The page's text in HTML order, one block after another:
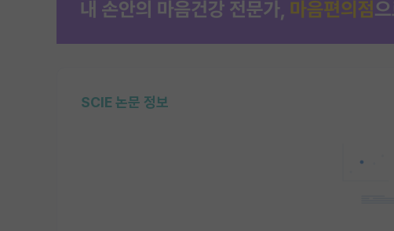
SCIE 논문 정보